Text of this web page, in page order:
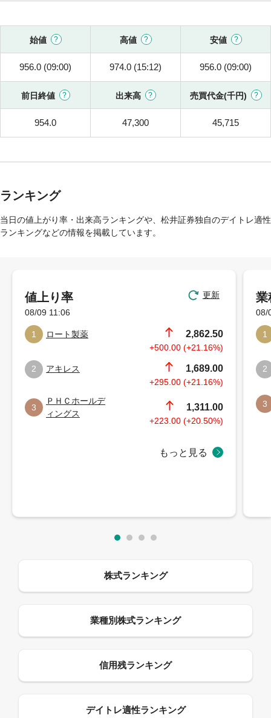
始値 高値 安値
956.0 (09:00) 974.0 (15:12) 956.0 (09:00)
前日終値 出来高 売買代金(千円)
954.0 47,300 45,715
ランキング
当日の値上がり率・出来高ランキングや、松井証券独自のデイトレ適性
ランキングなどの情報を掲載しています。